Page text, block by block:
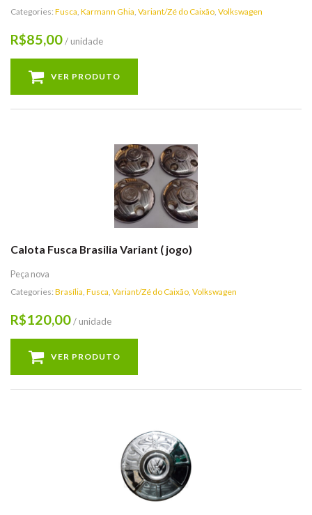
Categories: Fusca, Karmann Ghia, Variant/Zé do Caixão, Volkswagen
R$85,00/ unidade
VER PRODUTO
Calota Fusca Brasilia Variant ( jogo)
Peça nova
Categories: Brasília, Fusca, Variant/Zé do Caixão, Volkswagen
R$120,00/ unidade
VER PRODUTO